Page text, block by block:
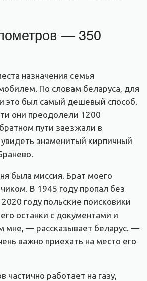
— 350
назначения семья
По словам беларуса, для
это был самый дешевый способ.
они преодолели 1200
пути заезжали в
знаменитый кирпичный
была миссия. Брат моего
В 1945 году пропал без
году польские поисковики
останки с документами и
мне, — рассказывает беларус. —
важно приехать на место его
частично работает на газу,